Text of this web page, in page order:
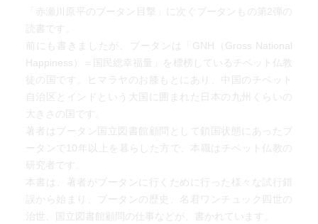
「赤瀬川原平のブータン目撃」に次ぐブータンもの第2弾の
読書です。
前にも書きましたが、ブータンは「GNH（Gross National
Happiness）＝国民総幸福量」を標榜しているチベット仏教
徒の国です。ヒマラヤのお膝もとにあり、中国のチベット
自治区とインドという大国に囲まれた日本の九州くらいの
大きさの国です。
著者はブータン国立図書館顧問として鎖国状態にあったブ
ータンで10年以上を暮らした方で、本職はチベット仏教の
研究者です。
本書は、著者がブータンに行くために行った様々な試行錯
誤から始まり、ブータンの歴史、名君ワンチュック四世の
治世、国立図書館顧問の仕事などが、書かれています。